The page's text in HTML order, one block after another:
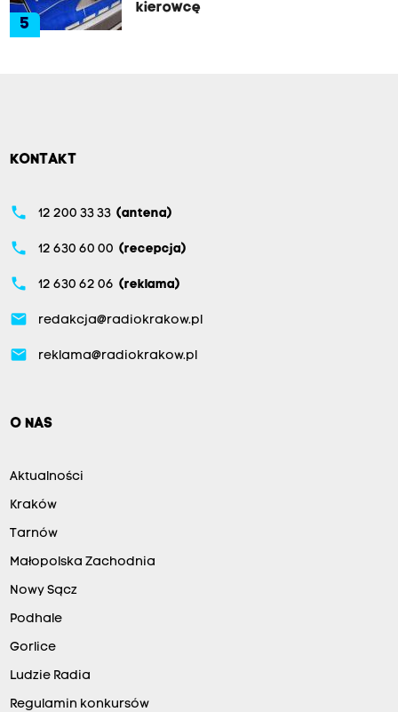
5
kierowcę
KONTAKT
phone 12 200 33 33 (antena)
phone 12 630 60 00 (recepcja)
phone 12 630 62 06 (reklama)
email redakcja@radiokrakow.pl
email reklama@radiokrakow.pl
O NAS
Aktualności
Kraków
Tarnów
Małopolska Zachodnia
Nowy Sącz
Podhale
Gorlice
Ludzie Radia
Regulamin konkursów